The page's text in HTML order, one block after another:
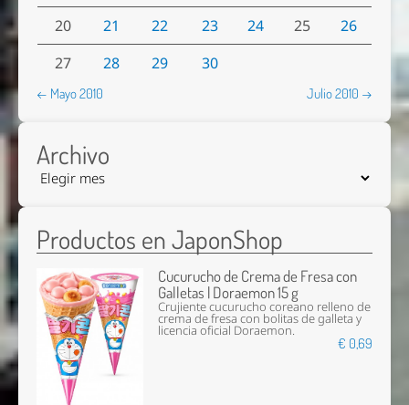
20
21 22 23 24 25
26
27
28 29 30
← Mayo 2010 Julio 2010 →
Archivo
Productos en JaponShop
Cucurucho de Crema de Fresa con
Galletas | Doraemon 15 g
Crujiente cucurucho coreano relleno de
crema de fresa con bolitas de galleta y
licencia oficial Doraemon.
€ 0,69